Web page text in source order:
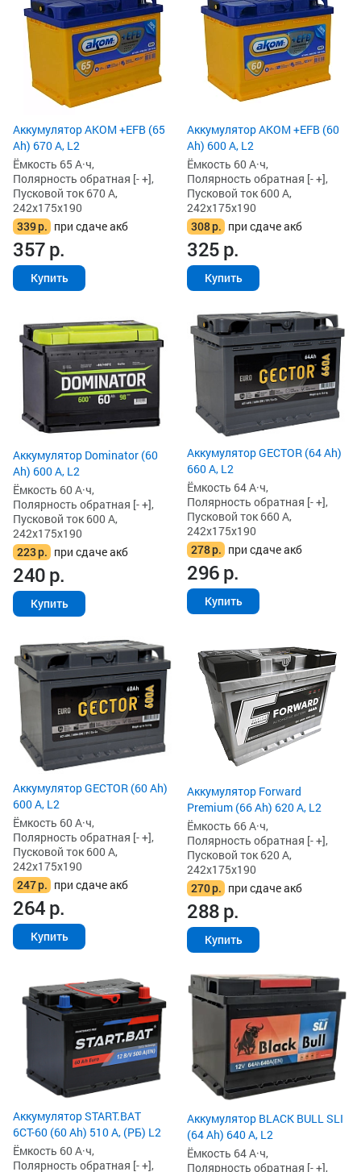
Аккумулятор AKOM +EFB (65
Ah) 670 А, L2
Ёмкость 65 А·ч,
Полярность обратная [- +],
Пусковой ток 670 А,
242x175x190
339р. при сдаче акб
357р.
Купить
Аккумулятор AKOM +EFB (60
Ah) 600 А, L2
Ёмкость 60 А·ч,
Полярность обратная [- +],
Пусковой ток 600 А,
242x175x190
308р. при сдаче акб
325р.
Купить
Аккумулятор Dominator (60
Ah) 600 А, L2
Ёмкость 60 А·ч,
Полярность обратная [- +],
Пусковой ток 600 А,
242x175x190
223р. при сдаче акб
240р.
Купить
Аккумулятор GECTOR (64 Ah)
660 А, L2
Ёмкость 64 А·ч,
Полярность обратная [- +],
Пусковой ток 660 А,
242x175x190
278р. при сдаче акб
296р.
Купить
Аккумулятор GECTOR (60 Ah)
600 А, L2
Ёмкость 60 А·ч,
Полярность обратная [- +],
Пусковой ток 600 А,
242x175x190
247р. при сдаче акб
264р.
Купить
Аккумулятор Forward
Premium (66 Ah) 620 А, L2
Ёмкость 66 А·ч,
Полярность обратная [- +],
Пусковой ток 620 А,
242x175x190
270р. при сдаче акб
288р.
Купить
Аккумулятор START.BAT
6СТ-60 (60 Ah) 510 А, (РБ) L2
Ёмкость 60 А·ч,
Полярность обратная [- +],
Аккумулятор BLACK BULL SLI
(64 Ah) 640 А, L2
Ёмкость 64 А·ч,
Полярность обратная [- +],